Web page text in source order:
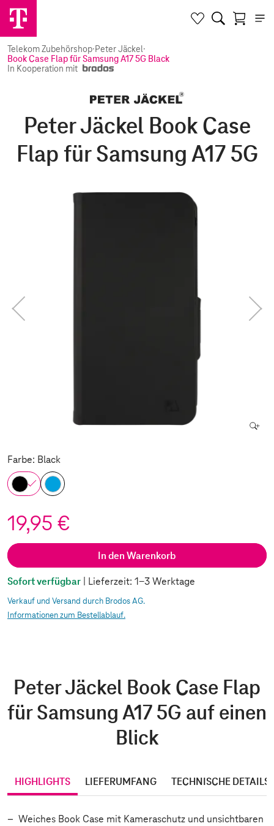
Telekom Zubehörshop·Peter Jäckel·
Book Case Flap für Samsung A17 5G Black
In Kooperation mit
Peter Jäckel Book Case
Flap für Samsung A17 5G
Farbe: Black
19,95 €
In den Warenkorb
Sofort verfügbar | Lieferzeit: 1-3 Werktage
Verkauf und Versand durch Brodos AG.
Informationen zum Bestellablauf.
Peter Jäckel Book Case Flap
für Samsung A17 5G auf einen
Blick
HIGHLIGHTS LIEFERUMFANG TECHNISCHE DETAILS
Weiches Book Case mit Kameraschutz und unsichtbaren